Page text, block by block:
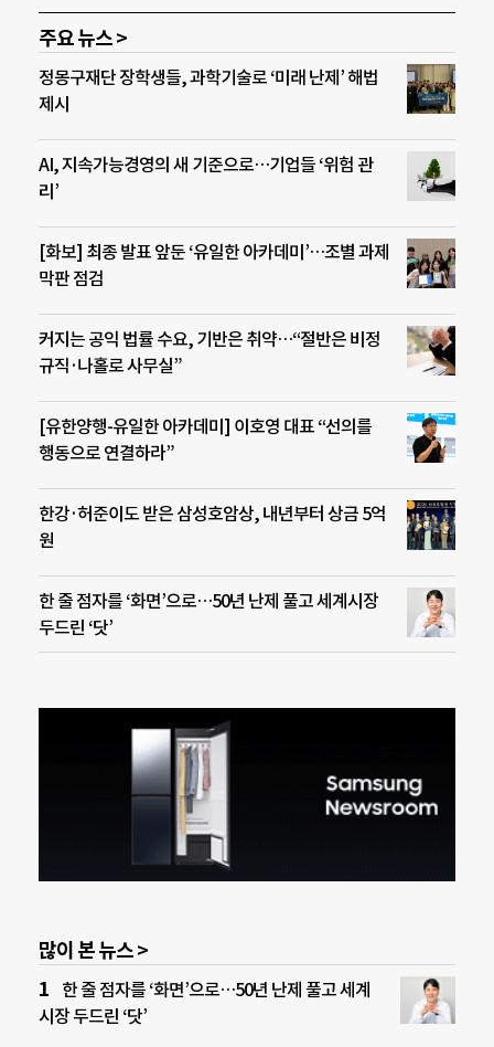
주요 뉴스 >
정몽구재단 장학생들, 과학기술로 ‘미래 난제’ 해법
제시
AI, 지속가능경영의 새 기준으로…기업들 ‘위험 관
리’
[화보] 최종 발표 앞둔 ‘유일한 아카데미’…조별 과제
막판 점검
커지는 공익 법률 수요, 기반은 취약…“절반은 비정
규직·나홀로 사무실”
[유한양행-유일한 아카데미] 이호영 대표 “선의를
행동으로 연결하라”
한강·허준이도 받은 삼성호암상, 내년부터 상금 5억
원
한 줄 점자를 ‘화면’으로…50년 난제 풀고 세계시장
두드린 ‘닷’
많이 본 뉴스 >
한 줄 점자를 ‘화면’으로…50년 난제 풀고 세계
시장 두드린 ‘닷’